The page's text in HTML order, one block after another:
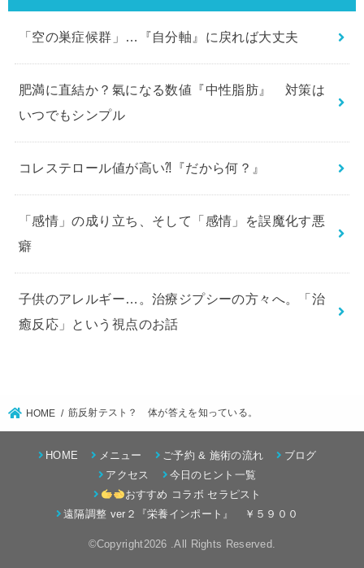
「空の巣症候群」…『自分軸』に戻れば大丈夫
肥満に直結か？氣になる数値『中性脂肪』 対策は
いつでもシンプル
コレステロール値が高い⁈『だから何？』
「感情」の成り立ち、そして「感情」を誤魔化す悪
癖
子供のアレルギー…。治療ジプシーの方々へ。「治
癒反応」という視点のお話
HOME 筋反射テスト？ 体が答えを知っている。
HOME メニュー ご予約 & 施術の流れ
ブログ
アクセス
今日のヒント一覧
おすすめ コラボ セラピスト
遠隔調整 ver２『栄養インポート』 ￥５９００
©Copyright2026 .All Rights Reserved.